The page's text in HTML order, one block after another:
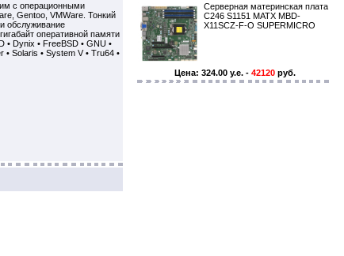
с операционными
Gentoo, VMWare. Тонкий
обслуживание
оперативной памяти
Dynix • FreeBSD • GNU •
• Solaris • System V • Tru64 •
Серверная материнская плата
C246 S1151 MATX MBD-
X11SCZ-F-O SUPERMICRO
Цена: 324.00 y.e. - 42120руб.